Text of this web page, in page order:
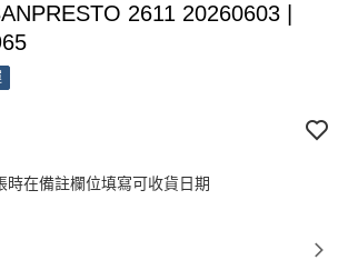
2611 20260603 |
時在備註欄位填寫可收貨日期